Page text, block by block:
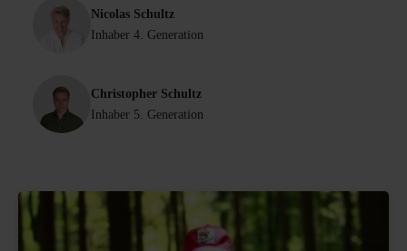
Nicolas Schultz
Inhaber 4. Generation
Christopher Schultz
Inhaber 5. Generation